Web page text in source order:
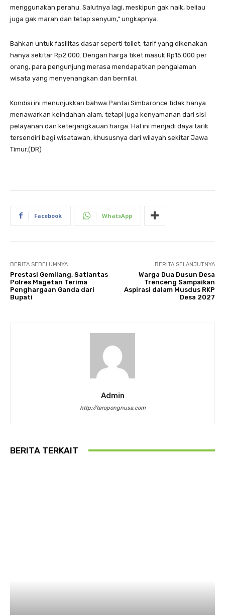
menggunakan perahu. Salutnya lagi, meskipun gak naik, beliau
juga gak marah dan tetap senyum,” ungkapnya.
Bahkan untuk fasilitas dasar seperti toilet, tarif yang dikenakan
hanya sekitar Rp2.000. Dengan harga tiket masuk Rp15.000 per
orang, para pengunjung merasa mendapatkan pengalaman
wisata yang menyenangkan dan bernilai.
Kondisi ini menunjukkan bahwa Pantai Simbaronce tidak hanya
menawarkan keindahan alam, tetapi juga kenyamanan dari sisi
pelayanan dan keterjangkauan harga. Hal ini menjadi daya tarik
tersendiri bagi wisatawan, khususnya dari wilayah sekitar Jawa
Timur.(DR)
Facebook WhatsApp
BERITA SEBELUMNYA
Prestasi Gemilang, Satlantas
Polres Magetan Terima
Penghargaan Ganda dari
Bupati
BERITA SELANJUTNYA
Warga Dua Dusun Desa
Trenceng Sampaikan
Aspirasi dalam Musdus RKP
Desa 2027
Admin
http://teropongnusa.com
BERITA TERKAIT